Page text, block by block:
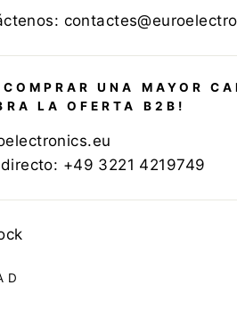
UNA MAYOR
LA OFERTA B2B!
+49 3221 4219749